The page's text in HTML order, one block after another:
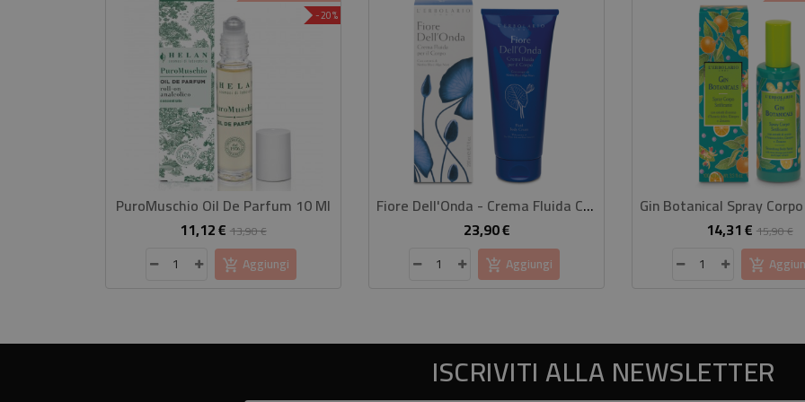
-20%
PuroMuschio Oil De Parfum 10 Ml
11,12 €Prezzo
base
13,90 €Prezzo
Aggiungi
Fiore Dell'Onda - Crema Fluida Corpo
23,90 €Prezzo
Aggiungi
14,31 €Prezzo
base
15,90 €
ISCRIVITI ALLA NEWSLETTER